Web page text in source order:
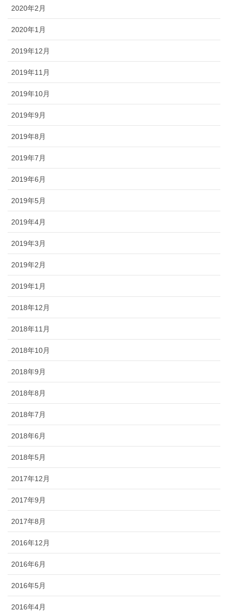
2020年2月
2020年1月
2019年12月
2019年11月
2019年10月
2019年9月
2019年8月
2019年7月
2019年6月
2019年5月
2019年4月
2019年3月
2019年2月
2019年1月
2018年12月
2018年11月
2018年10月
2018年9月
2018年8月
2018年7月
2018年6月
2018年5月
2017年12月
2017年9月
2017年8月
2016年12月
2016年6月
2016年5月
2016年4月